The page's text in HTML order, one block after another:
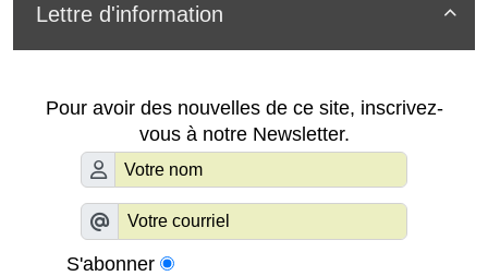

Lettre d'information
Pour avoir des nouvelles de ce site, inscrivez-
vous à notre Newsletter.
S'abonner